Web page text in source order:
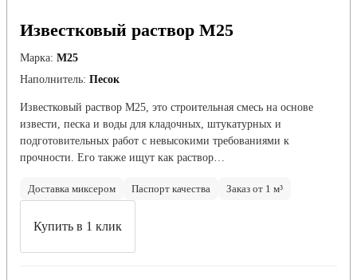
Известковый раствор М25
Марка: М25
Наполнитель: Песок
Известковый раствор М25, это строительная смесь на основе
извести, песка и воды для кладочных, штукатурных и
подготовительных работ с невысокими требованиями к
прочности. Его также ищут как раствор…
Доставка миксером Паспорт качества Заказ от 1 м³
Купить в 1 клик